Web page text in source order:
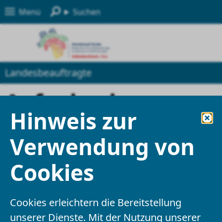
Menü Suchen
Hinweis zur
Verwendung von
Cookies
Cookies erleichtern die Bereitstellung
unserer Dienste. Mit der Nutzung unserer
Landesbeauftragte
Aufgabe des
Schlichtungsverfah
rens
im Sinne des Durchsetzungsverfahrens
Artikels 9 der Richtlinie (EU) 2016/2102